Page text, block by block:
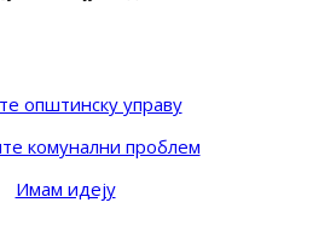
општинску управу
комунални проблем
Имам идеју